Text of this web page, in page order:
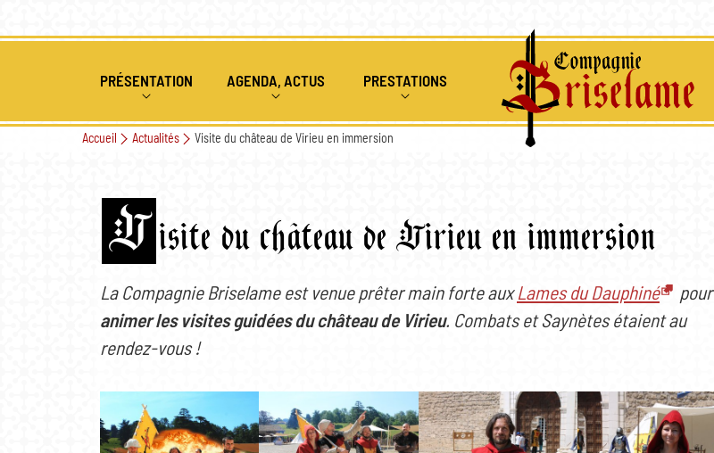
PRÉSENTATION
QUI SOMMES NOUS
HISTORIQUE 2EME ANNÉE
ARCHERIE
SPECTACLES DE FEU
NOUS REJOINDRE
AGENDA, ACTUS
ÉVÉNEMENTS PASSÉS ET À VENIR
PRESTATIONS
ANIMATIONS MÉDIÉVALES
SPECTACLES DE FEU
Accueil Actualités Visite du château de Virieu en immersion
V isite du château de Virieu en immersion
La Compagnie Briselame est venue prêter main forte auxLames du Dauphiné
pour
animer les visites guidées du château de Virieu. Combats et Saynètes étaient au
rendez-vous !